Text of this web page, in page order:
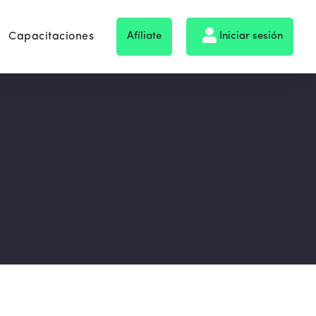
Capacitaciones Afíliate Iniciar sesión